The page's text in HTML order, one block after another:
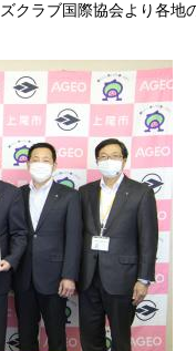
ラブ国際協会より各地